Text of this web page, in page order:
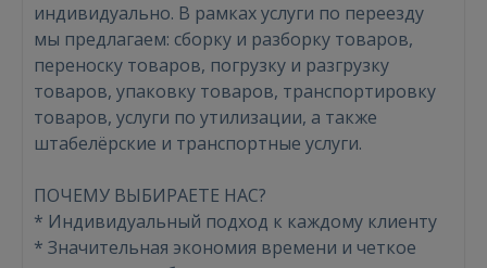
индивидуально. В рамках услуги по переезду
мы предлагаем: сборку и разборку товаров,
переноску товаров, погрузку и разгрузку
товаров, упаковку товаров, транспортировку
товаров, услуги по утилизации, а также
штабелёрские и транспортные услуги.
ПОЧЕМУ ВЫБИРАЕТЕ НАС?
* Индивидуальный подход к каждому клиенту
* Значительная экономия времени и четкое